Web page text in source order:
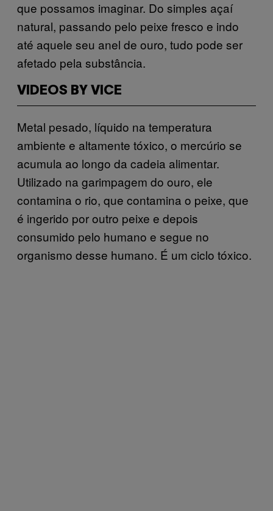
que possamos imaginar. Do simples açaí
natural, passando pelo peixe fresco e indo
até aquele seu anel de ouro, tudo pode ser
afetado pela substância.
VIDEOS BY VICE
Metal pesado, líquido na temperatura
ambiente e altamente tóxico, o mercúrio se
acumula ao longo da cadeia alimentar.
Utilizado na garimpagem do ouro, ele
contamina o rio, que contamina o peixe, que
é ingerido por outro peixe e depois
consumido pelo humano e segue no
organismo desse humano. É um ciclo tóxico.